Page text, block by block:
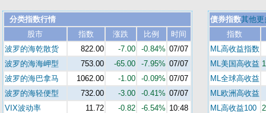
分类指数行情
股市
指数 涨跌 比例
时间
波罗的海乾散货
822.00 -7.00 -0.84% 07/07
波罗的海海岬型
753.00 -65.00 -7.95% 07/07
波罗的海巴拿马
1062.00 -1.00 -0.09% 07/07
波罗的海轻便型
732.00 -3.00 -0.41% 07/07
VIX波动率
11.72 -0.82 -6.54% 10:48
债券指数其他更
指数
ML高收益指数
ML美国高收益
ML全球高收益
ML欧洲高收益
ML高收益100